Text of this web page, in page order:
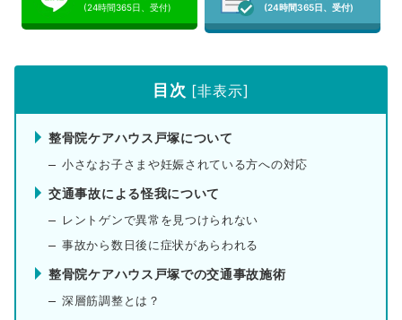
(24時間365日、受付) (24時間365日、受付)
目次 [非表示]
整骨院ケアハウス戸塚について
小さなお子さまや妊娠されている方への対応
交通事故による怪我について
レントゲンで異常を見つけられない
事故から数日後に症状があらわれる
整骨院ケアハウス戸塚での交通事故施術
深層筋調整とは？